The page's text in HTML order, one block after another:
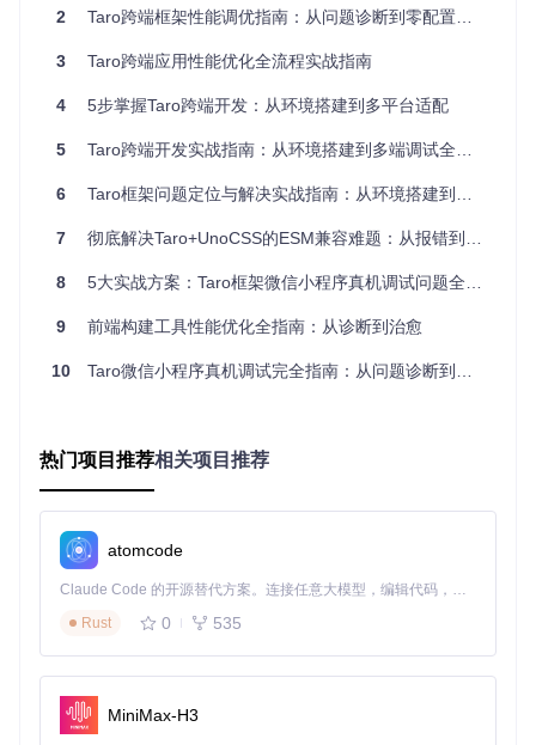
小程序标
React Native标
首屏加载时
s
第三方依赖膨胀：node_modules体积占比超过60%
代码冗余 ：未使用组件和工具函数占比超过25%
资源重复：同一库的不同版本共存
静态资源未优化：图片和字体文件未压缩
二、方案拆解：三大优化策略深度解析
2.1 Tree Shaking：智能剔除无用代码
开发痛点 ：引入大型UI库后，即使只使用10%的组件，仍会打
技术原理：Tree Shaking基于ES6模块的静态结构，通过分析i
编译阶段予以剔除。Taro通过SWC插件实现高效的Tree Shaki
ng，比传统Babel方案快2-3倍。
实施Checklist：
2 Taro跨端框架性能调优指南：从问题诊断到零配置优化的实践之路
3 Taro跨端应用性能优化全流程实战指南
4 5步掌握Taro跨端开发：从环境搭建到多平台适配
5 Taro跨端开发实战指南：从环境搭建到多端调试全流程解析
6 Taro框架问题定位与解决实战指南：从环境搭建到深度优化
7 彻底解决Taro+UnoCSS的ESM兼容难题：从报错到完美运行的实战指南
8 5大实战方案：Taro框架微信小程序真机调试问题全解析
9 前端构建工具性能优化全指南：从诊断到治愈
10 Taro微信小程序真机调试完全指南：从问题诊断到深度优化
热门项目推荐相关项目推荐
atomcode
Claude Code 的开源替代方案。连接任意大模型，编辑代码，运行命令，自动验证 — 全自动执行。用 Rust 构建，极致性能。 ｜ An open-source alternative to Claude Code. Connect any LLM, edit code, run commands, and verify changes — autonomously. Built in Rust for speed. Get Started
Rust
0 535
MiniMax-H3